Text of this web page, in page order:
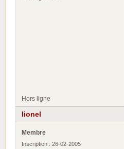
Hors ligne
lionel
Membre
Inscription : 26-02-2005